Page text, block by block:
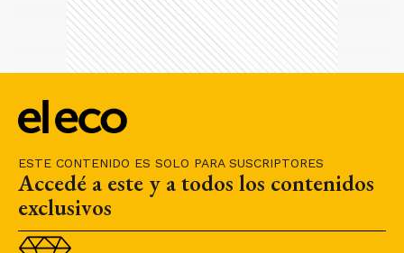
ESTE CONTENIDO ES SOLO PARA SUSCRIPTORES
Accedé a este y a todos los contenidos
exclusivos